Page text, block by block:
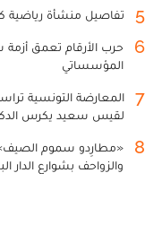
5 تفاصيل منشأة رياضية
6
حرب الأرقام تعمق
المؤسساتي
7
المعارضة التونسية
لقيس سعيد يكرس
8
«مطارِدو سموم
والزواحف بشوارع الدار